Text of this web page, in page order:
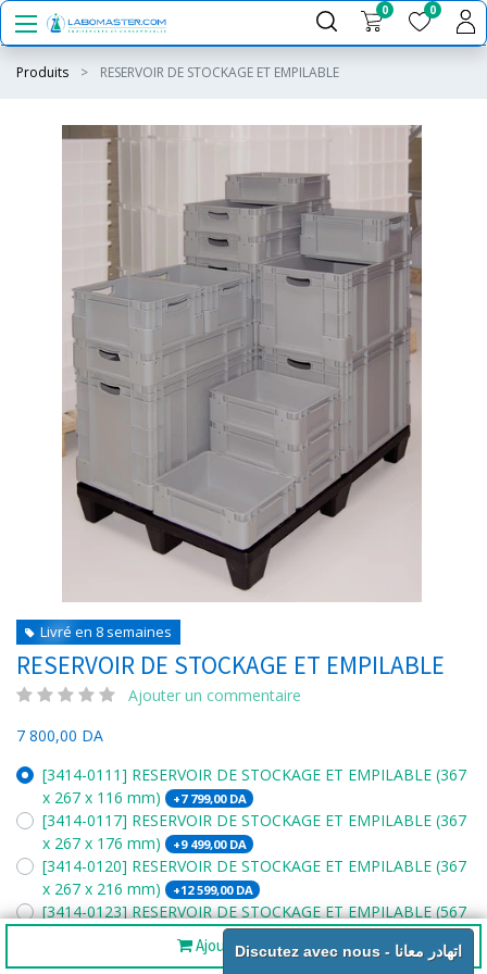
0 0
Produits RESERVOIR DE STOCKAGE ET EMPILABLE
Ajouter au panier
Livré en 8 semaines
RESERVOIR DE STOCKAGE ET EMPILABLE
Ajouter un commentaire
7 800,00 DA
[3414-0111] RESERVOIR DE STOCKAGE ET EMPILABLE (367
x 267 x 116 mm)
+7 799,00DA
[3414-0117] RESERVOIR DE STOCKAGE ET EMPILABLE (367
x 267 x 176 mm)
+9 499,00DA
[3414-0120] RESERVOIR DE STOCKAGE ET EMPILABLE (367
x 267 x 216 mm)
+12 599,00DA
[3414-0123] RESERVOIR DE STOCKAGE ET EMPILABLE (567
+12 599,00
[3414-0138] RESERVOIR DE STOCKAGE ET EMPILABLE (567
Discutez avec nous - اتهادر معانا